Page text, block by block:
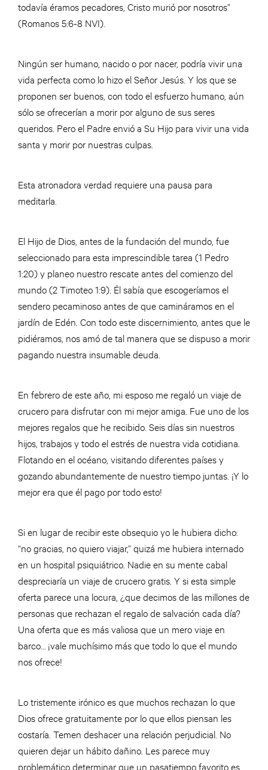
todavía éramos pecadores, Cristo murió por nosotros”
(Romanos 5:6-8 NVI).
Ningún ser humano, nacido o por nacer, podría vivir una
vida perfecta como lo hizo el Señor Jesús. Y los que se
proponen ser buenos, con todo el esfuerzo humano, aún
sólo se ofrecerían a morir por alguno de sus seres
queridos. Pero el Padre envió a Su Hijo para vivir una vida
santa y morir por nuestras culpas.
Esta atronadora verdad requiere una pausa para
meditarla.
El Hijo de Dios, antes de la fundación del mundo, fue
seleccionado para esta imprescindible tarea (1 Pedro
1:20) y planeo nuestro rescate antes del comienzo del
mundo (2 Timoteo 1:9). Él sabía que escogeríamos el
sendero pecaminoso antes de que camináramos en el
jardín de Edén. Con todo este discernimiento, antes que le
pidiéramos, nos amó de tal manera que se dispuso a morir
pagando nuestra insumable deuda.
En febrero de este año, mi esposo me regaló un viaje de
crucero para disfrutar con mi mejor amiga. Fue uno de los
mejores regalos que he recibido. Seis días sin nuestros
hijos, trabajos y todo el estrés de nuestra vida cotidiana.
Flotando en el océano, visitando diferentes países y
gozando abundantemente de nuestro tiempo juntas. ¡Y lo
mejor era que él pago por todo esto!
Si en lugar de recibir este obsequio yo le hubiera dicho:
“no gracias, no quiero viajar,” quizá me hubiera internado
en un hospital psiquiátrico. Nadie en su mente cabal
despreciaría un viaje de crucero gratis. Y si esta simple
oferta parece una locura, ¿que decimos de las millones de
personas que rechazan el regalo de salvación cada día?
Una oferta que es más valiosa que un mero viaje en
barco… ¡vale muchísimo más que todo lo que el mundo
nos ofrece!
Lo tristemente irónico es que muchos rechazan lo que
Dios ofrece gratuitamente por lo que ellos piensan les
costaría. Temen deshacer una relación perjudicial. No
quieren dejar un hábito dañino. Les parece muy
problemático determinar que un pasatiempo favorito es